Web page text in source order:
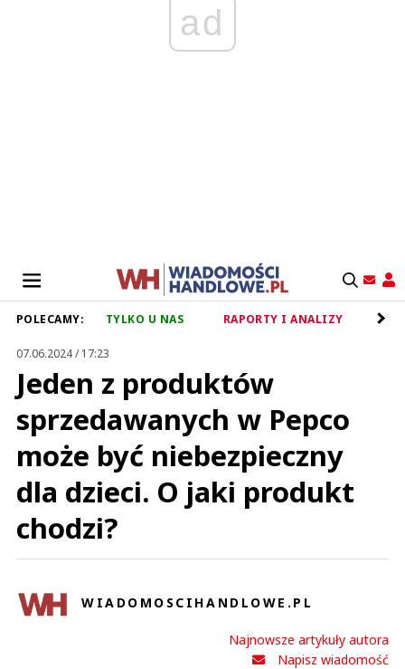
ad
POLECAMY: TYLKO U NAS RAPORTY I ANALIZY
07.06.2024 / 17:23
Jeden z produktów
sprzedawanych w Pepco
może być niebezpieczny
dla dzieci. O jaki produkt
chodzi?
WIADOMOSCIHANDLOWE.PL
Najnowsze artykuły autora
Napisz wiadomość